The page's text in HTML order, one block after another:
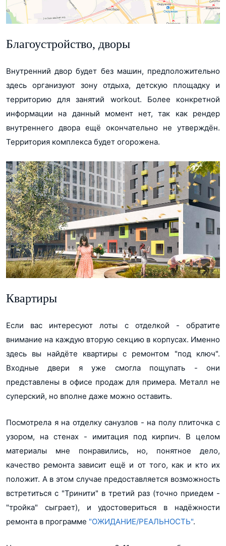
Благоустройство, дворы
Внутренний двор будет без машин, предположительно
здесь организуют зону отдыха, детскую площадку и
территорию для занятий workout. Более конкретной
информации на данный момент нет, так как рендер
внутреннего двора ещё окончательно не утверждён.
Территория комплекса будет огорожена.
Квартиры
Если вас интересуют лоты с отделкой - обратите
внимание на каждую вторую секцию в корпусах. Именно
здесь вы найдёте квартиры с ремонтом "под ключ".
Входные двери я уже смогла пощупать - они
представлены в офисе продаж для примера. Металл не
суперский, но вполне даже можно оставить.
Посмотрела я на отделку санузлов - на полу плиточка с
узором, на стенах - имитация под кирпич. В целом
материалы мне понравились, но, понятное дело,
качество ремонта зависит ещё и от того, как и кто их
положит. А в этом случае предоставляется возможность
встретиться с "Тринити" в третий раз (точно приедем -
"тройка" сыграет), и удостовериться в надёжности
ремонта в программе "ОЖИДАНИЕ/РЕАЛЬНОСТЬ".